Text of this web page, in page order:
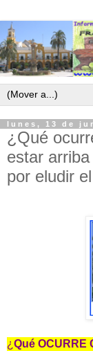
lunes, 13 de
¿Qué
estar
por eludir
¿ Qué OCURRE